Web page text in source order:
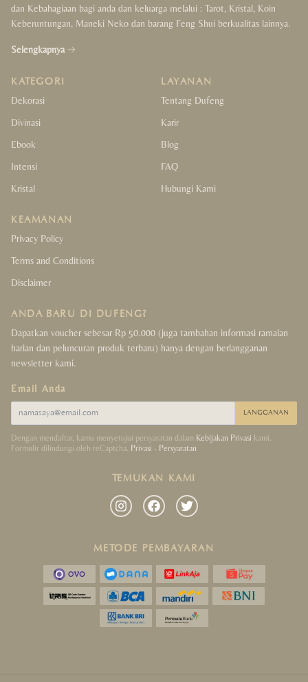
dan Kebahagiaan bagi anda dan keluarga melalui : Tarot, Kristal, Koin
Keberuntungan, Maneki Neko dan barang Feng Shui berkualitas lainnya.
Selengkapnya
KATEGORI
Dekorasi
Divinasi
Ebook
Intensi
Kristal
LAYANAN
Tentang Dufeng
Karir
Blog
FAQ
Hubungi Kami
KEAMANAN
Privacy Policy
Terms and Conditions
Disclaimer
ANDA BARU DI DUFENG?
Dapatkan voucher sebesar Rp 50.000 (juga tambahan informasi ramalan
harian dan peluncuran produk terbaru) hanya dengan berlangganan
newsletter kami.
Email Anda
LANGGANAN
Dengan mendaftar, kamu menyetujui persyaratan dalam Kebijakan Privasi kami.
Formulir dilindungi oleh reCaptcha. Privasi - Persyaratan
TEMUKAN KAMI
METODE PEMBAYARAN